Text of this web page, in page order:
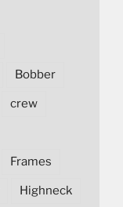
Bobber
crew
Frames
Highneck